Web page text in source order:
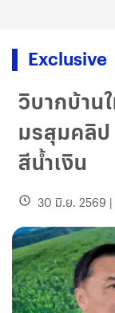
Exclusive
วิบากบ้าน
มรสุมคลิป
สีน้ำเงิน
30 มิ.ย. 2569 |